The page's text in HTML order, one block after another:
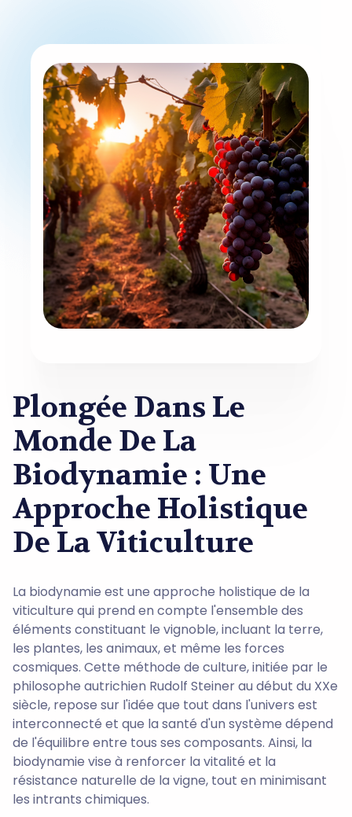
Plongée Dans Le
Monde De La
Biodynamie : Une
Approche Holistique
De La Viticulture
La biodynamie est une approche holistique de la
viticulture qui prend en compte l'ensemble des
éléments constituant le vignoble, incluant la terre,
les plantes, les animaux, et même les forces
cosmiques. Cette méthode de culture, initiée par le
philosophe autrichien Rudolf Steiner au début du XXe
siècle, repose sur l'idée que tout dans l'univers est
interconnecté et que la santé d'un système dépend
de l'équilibre entre tous ses composants. Ainsi, la
biodynamie vise à renforcer la vitalité et la
résistance naturelle de la vigne, tout en minimisant
les intrants chimiques.